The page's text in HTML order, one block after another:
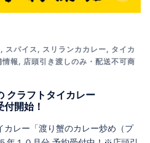
, スパイス, スリランカカレー, タイカ
情報, 店頭引き渡しのみ・配送不可商
クラフトタイカレー
開始！
レー「渡り蟹のカレー炒め（プ